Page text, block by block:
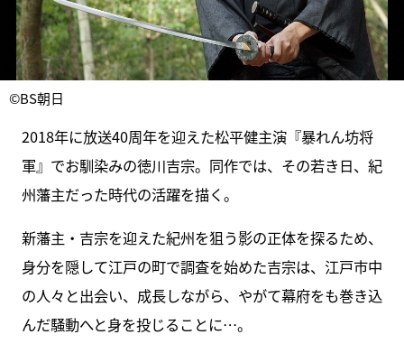
©BS朝日
2018年に放送40周年を迎えた松平健主演『暴れん坊将
軍』でお馴染みの徳川吉宗。同作では、その若き日、紀
州藩主だった時代の活躍を描く。
新藩主・吉宗を迎えた紀州を狙う影の正体を探るため、
身分を隠して江戸の町で調査を始めた吉宗は、江戸市中
の人々と出会い、成長しながら、やがて幕府をも巻き込
んだ騒動へと身を投じることに…。